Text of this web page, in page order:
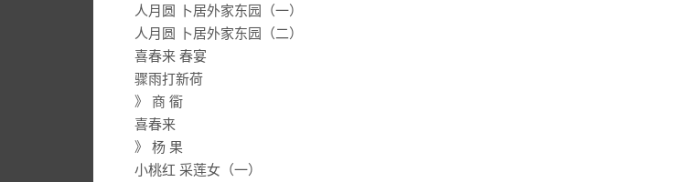
人月圆 卜居外家东园（一）
人月圆 卜居外家东园（二）
喜春来 春宴
骤雨打新荷
》 商 衟
喜春来
》 杨 果
小桃红 采莲女（一）